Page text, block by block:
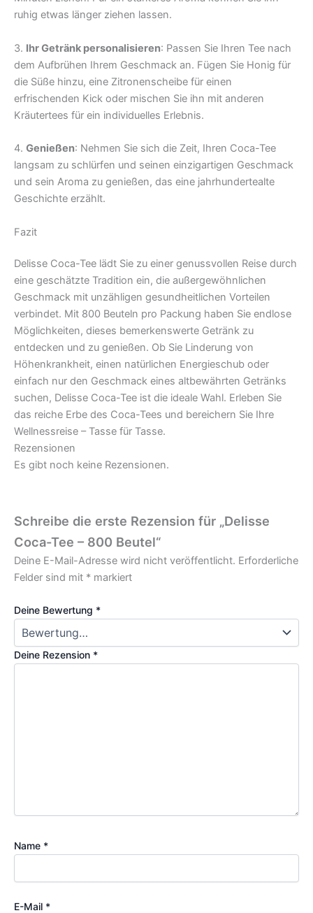
ruhig etwas länger ziehen lassen.
3. Ihr Getränk personalisieren: Passen Sie Ihren Tee nach
dem Aufbrühen Ihrem Geschmack an. Fügen Sie Honig für
die Süße hinzu, eine Zitronenscheibe für einen
erfrischenden Kick oder mischen Sie ihn mit anderen
Kräutertees für ein individuelles Erlebnis.
4. Genießen: Nehmen Sie sich die Zeit, Ihren Coca-Tee
langsam zu schlürfen und seinen einzigartigen Geschmack
und sein Aroma zu genießen, das eine jahrhundertealte
Geschichte erzählt.
Fazit
Delisse Coca-Tee lädt Sie zu einer genussvollen Reise durch
eine geschätzte Tradition ein, die außergewöhnlichen
Geschmack mit unzähligen gesundheitlichen Vorteilen
verbindet. Mit 800 Beuteln pro Packung haben Sie endlose
Möglichkeiten, dieses bemerkenswerte Getränk zu
entdecken und zu genießen. Ob Sie Linderung von
Höhenkrankheit, einen natürlichen Energieschub oder
einfach nur den Geschmack eines altbewährten Getränks
suchen, Delisse Coca-Tee ist die ideale Wahl. Erleben Sie
das reiche Erbe des Coca-Tees und bereichern Sie Ihre
Wellnessreise – Tasse für Tasse.
Rezensionen
Es gibt noch keine Rezensionen.
Schreibe die erste Rezension für „Delisse
Coca-Tee – 800 Beutel“
Deine E-Mail-Adresse wird nicht veröffentlicht. Erforderliche
Felder sind mit * markiert
Deine Bewertung *
Deine Rezension *
Name *
E-Mail *